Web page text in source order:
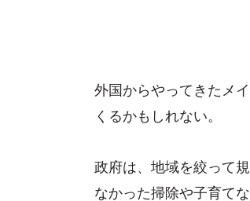
外国からやってきたメ
くるかもしれない。
政府は、地域を絞って
なかった掃除や子育て